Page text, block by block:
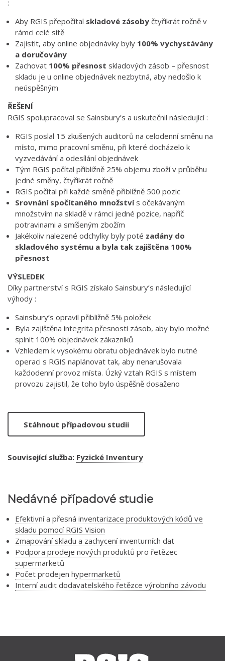
:
Aby RGIS přepočítal skladové zásoby čtyřikrát ročně v
rámci celé sítě
Zajistit, aby online objednávky byly 100% vychystávány
a doručovány
Zachovat 100% přesnost skladových zásob – přesnost
skladu je u online objednávek nezbytná, aby nedošlo k
neúspěšným
ŘEŠENÍ
RGIS spolupracoval se Sainsbury’s a uskutečnil následující :
RGIS poslal 15 zkušených auditorů na celodenní směnu na
místo, mimo pracovní směnu, při které docházelo k
vyzvedávání a odesílání objednávek
Tým RGIS počítal přibližně 25% objemu zboží v průběhu
jedné směny, čtyřikrát ročně
RGIS počítal při každé směně přibližně 500 pozic
Srovnání spočítaného množstvís očekávaným
množstvím na skladě v rámci jedné pozice, napříč
potravinami a smíšeným zbožím
Jakékoliv nalezené odchylky byly poté zadány do
skladového systému a byla tak zajištěna 100%
přesnost
VÝSLEDEK
Díky partnerství s RGIS získalo Sainsbury’s následující
výhody :
Sainsbury’s opravil přibližně 5% položek
Byla zajištěna integrita přesnosti zásob, aby bylo možné
splnit 100% objednávek zákazníků
Vzhledem k vysokému obratu objednávek bylo nutné
operaci s RGIS naplánovat tak, aby nenarušovala
každodenní provoz místa. Úzký vztah RGIS s místem
provozu zajistil, že toho bylo úspěšně dosaženo
Stáhnout případovou studii
Související služba: Fyzické Inventury
Nedávné případové studie
Efektivní a přesná inventarizace produktových kódů ve
skladu pomocí RGIS Vision
Zmapování skladu a zachycení inventurních dat
Podpora prodeje nových produktů pro řetězec
supermarketů
Počet prodejen hypermarketů
Interní audit dodavatelského řetězce výrobního závodu